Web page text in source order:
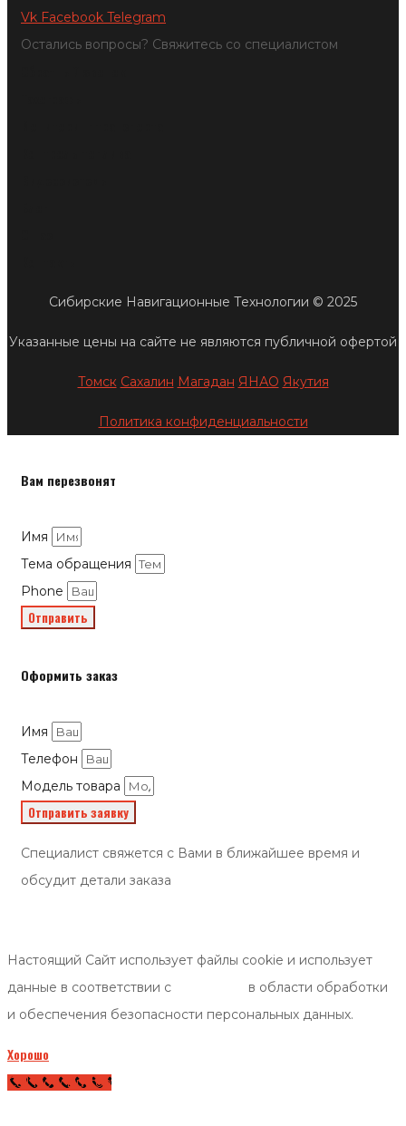
Vk Facebook Telegram
Остались вопросы? Свяжитесь со специалистом
Сибирские Навигационные Технологии © 2025
Указанные цены на сайте не являются публичной офертой
Томск Сахалин Магадан ЯНАО Якутия
Политика конфиденциальности
Вам перезвонят
Имя
Тема обращения
Phone
Отправить
Оформить заказ
Имя
Телефон
Модель товара
Отправить заявку
Специалист свяжется с Вами в ближайшее время и
обсудит детали заказа
Настоящий Сайт использует файлы cookie и использует
данные в соответствии с
в области обработки
и обеспечения безопасности персональных данных.
Хорошо
Call Now Button